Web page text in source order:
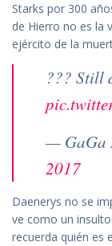
Starks por 300
de Hierro no es la
ejército de la
??? Still
— GaGa
2017
Daenerys no se
ve como un
recuerda quién es